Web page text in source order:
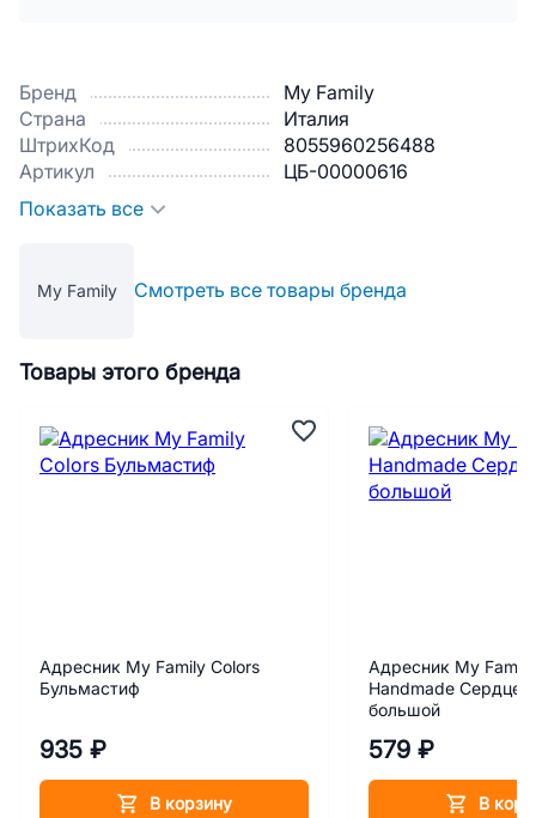
Бренд
My Family
Страна
Италия
ШтрихКод
8055960256488
Артикул
ЦБ-00000616
Показать все
My Family Смотреть все товары бренда
Товары этого бренда
Адресник My Family Colors
Бульмастиф
935 ₽
В корзину
Адресник My
Handmade Сердце
большой
579 ₽
В